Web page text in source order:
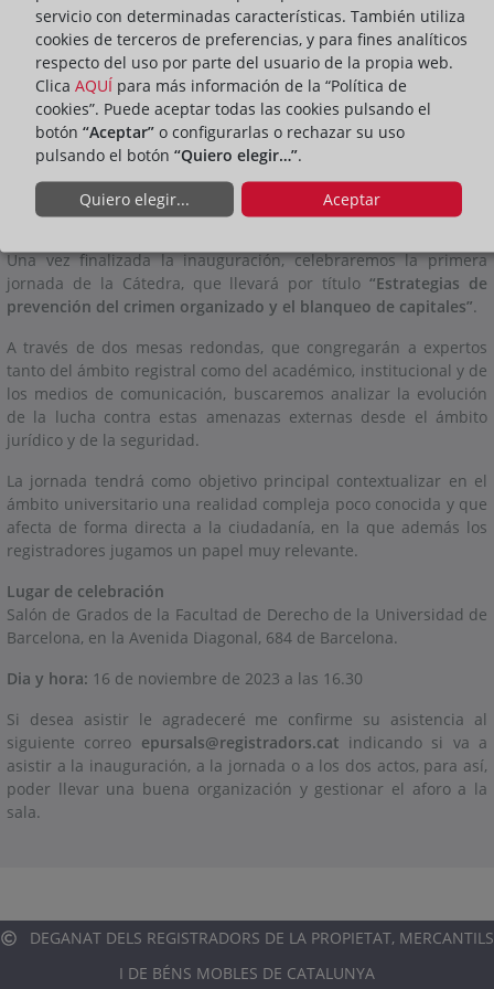
la docencia y la transferencia del conocimiento del Derecho
registral dirigida por la profesora de Derecho Civil de la
Universidad de Barcelona, la Dra. Chantal Moll del Alba Lacuve.
El acto estará presidido por el Dr. Andreu Olesti Rayo, decano de
la Facultad de Derecho de la Universidad de Barcelona y nos
acompañará también el compañero y secretario del Colegio de
María Ramírez-Cárdenas Gil, así como la directora del Servicio
de Estudios Registrales de Cataluña, Dª. Maria Tenza Llorente.
Una vez finalizada la inauguración, celebraremos la primera
jornada de la Cátedra, que llevará por título“Estrategias de
prevención del crimen organizado y el blanqueo de capitales”.
A través de dos mesas redondas, que congregarán a expertos
tanto del ámbito registral como del académico, institucional y de
los medios de comunicación, buscaremos analizar la evolución
de la lucha contra estas amenazas externas desde el ámbito
jurídico y de la seguridad.
La jornada tendrá como objetivo principal contextualizar en el
ámbito universitario una realidad compleja poco conocida y que
afecta de forma directa a la ciudadanía, en la que además los
registradores jugamos un papel muy relevante.
Lugar de celebración
Salón de Grados de la Facultad de Derecho de la Universidad de
Barcelona, en la Avenida Diagonal, 684 de Barcelona.
Dia y hora: 16 de noviembre de 2023 a las 16.30
Si desea asistir le agradeceré me confirme su asistencia al
siguiente correo epursals@registradors.cat indicando si va a
asistir a la inauguración, a la jornada o a los dos actos, para así,
poder llevar una buena organización y gestionar el aforo a la
sala.
DEGANAT DELS REGISTRADORS DE LA PROPIETAT, MERCANTILS
I DE BÉNS MOBLES DE CATALUNYA
servicio con determinadas características. También utiliza
cookies de terceros de preferencias, y para fines analíticos
respecto del uso por parte del usuario de la propia web.
Clica AQUÍ para más información de la “Política de
cookies”. Puede aceptar todas las cookies pulsando el
botón “Aceptar” o configurarlas o rechazar su uso
pulsando el botón “Quiero elegir…”.
Quiero elegir... Aceptar